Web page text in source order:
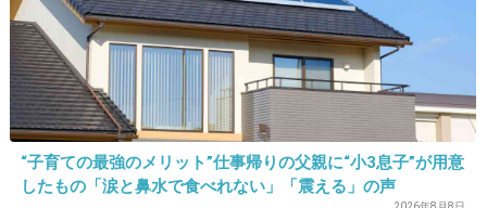
素顔で、金爆だって隠してキャバクラ行くらし
いよ。
職業聞かれたら「漁師です」っていうらしいｗ
ｗ
+103 -3
“子育ての最強のメリット”仕事帰りの父親に“小3息子”が用意
したもの「涙と鼻水で食べれない」「震える」の声